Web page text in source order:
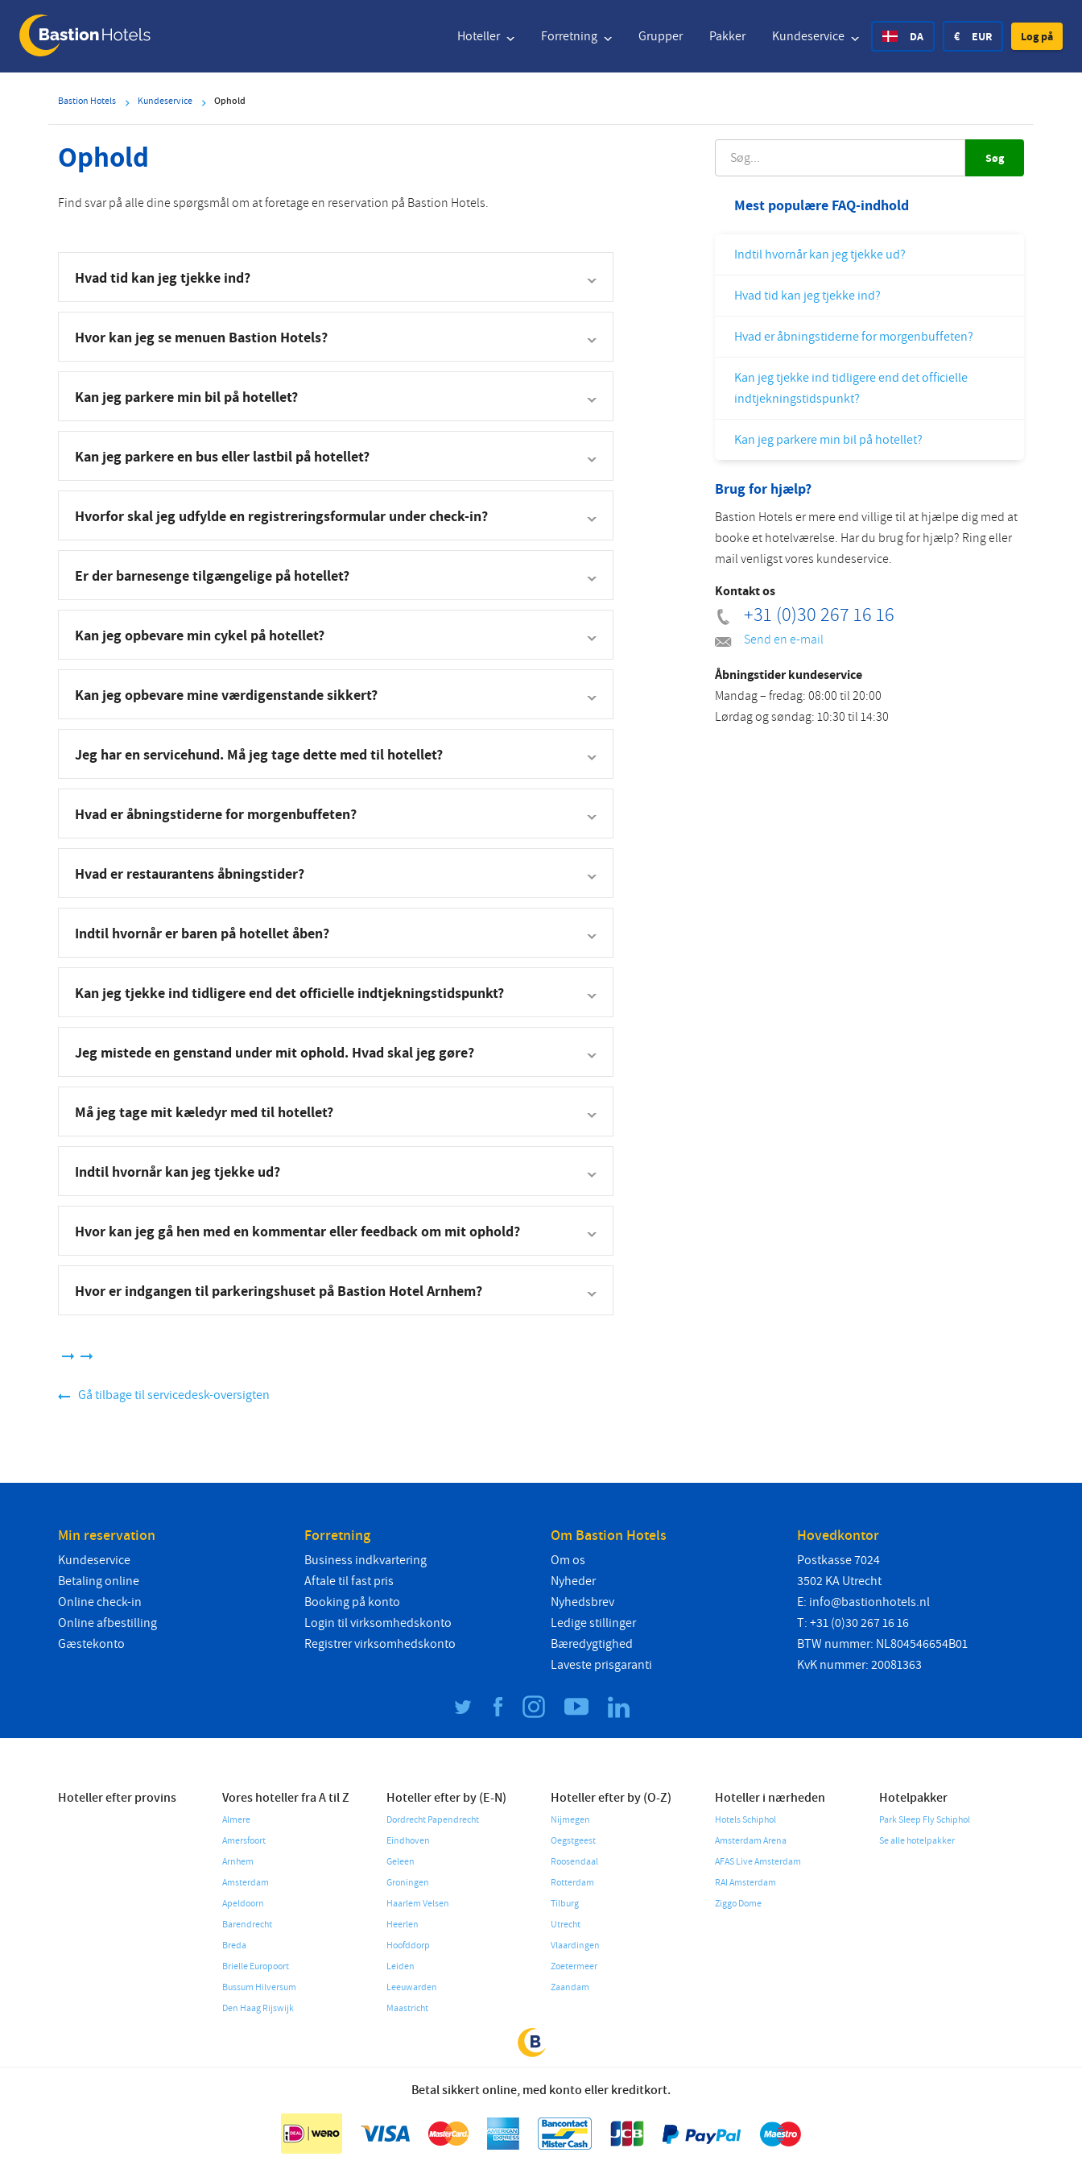
main
content
Hoteller Forretning Grupper Pakker Kundeservice DA
Hrvatski
Svenska Finnish
Czech
Romanian Slovak
€ EUR
zł
Kč Czech Koruna Sweden Krona CHF
Log på
Bastion Hotels Kundeservice Ophold
Ophold
Find svar på alle dine spørgsmål om at foretage en reservation på Bastion Hotels.
Hvad tid kan jeg tjekke ind?
Hvor kan jeg se menuen Bastion Hotels?
Kan jeg parkere min bil på hotellet?
Kan jeg parkere en bus eller lastbil på hotellet?
Hvorfor skal jeg udfylde en registreringsformular under check-in?
Er der barnesenge tilgængelige på hotellet?
Kan jeg opbevare min cykel på hotellet?
Kan jeg opbevare mine værdigenstande sikkert?
Jeg har en servicehund. Må jeg tage dette med til hotellet?
Hvad er åbningstiderne for morgenbuffeten?
Hvad er restaurantens åbningstider?
Indtil hvornår er baren på hotellet åben?
Kan jeg tjekke ind tidligere end det officielle indtjekningstidspunkt?
Jeg mistede en genstand under mit ophold. Hvad skal jeg gøre?
Må jeg tage mit kæledyr med til hotellet?
Indtil hvornår kan jeg tjekke ud?
Hvor kan jeg gå hen med en kommentar eller feedback om mit ophold?
Hvor er indgangen til parkeringshuset på Bastion Hotel Arnhem?
Gå tilbage til servicedesk-oversigten
Mest populære FAQ-indhold
Indtil hvornår kan jeg tjekke ud?
Hvad tid kan jeg tjekke ind?
Hvad er åbningstiderne for morgenbuffeten?
Kan jeg tjekke ind tidligere end det officielle
indtjekningstidspunkt?
Kan jeg parkere min bil på hotellet?
Brug for hjælp?
Bastion Hotels er mere end villige til at hjælpe dig med at
booke et hotelværelse. Har du brug for hjælp? Ring eller
mail venligst vores kundeservice.
Kontakt os
+31 (0)30 267 16 16
Send en e-mail
Åbningstider kundeservice
Mandag – fredag: 08:00 til 20:00
Lørdag og søndag: 10:30 til 14:30
Min reservation
Kundeservice
Betaling online
Online check-in
Online afbestilling
Gæstekonto
Forretning
Business indkvartering
Aftale til fast pris
Booking på konto
Login til virksomhedskonto
Registrer virksomhedskonto
Om Bastion Hotels
Om os
Nyheder
Nyhedsbrev
Ledige stillinger
Bæredygtighed
Laveste prisgaranti
Hovedkontor
Postkasse 7024
3502 KA Utrecht
E: info@bastionhotels.nl
T: +31 (0)30 267 16 16
BTW nummer: NL804546654B01
KvK nummer: 20081363
Hoteller efter provins Vores hoteller fra A til Z
Almere
Amersfoort
Arnhem
Amsterdam
Apeldoorn
Barendrecht
Breda
Brielle Europoort
Bussum Hilversum
Den Haag Rijswijk
Hoteller efter by (E-N)
Dordrecht Papendrecht
Eindhoven
Geleen
Groningen
Haarlem Velsen
Heerlen
Hoofddorp
Leiden
Leeuwarden
Maastricht
Hoteller efter by (O-Z)
Nijmegen
Oegstgeest
Roosendaal
Rotterdam
Tilburg
Utrecht
Vlaardingen
Zoetermeer
Zaandam
Hoteller i nærheden
Hotels Schiphol
Amsterdam Arena
AFAS Live Amsterdam
RAI Amsterdam
Ziggo Dome
Hotelpakker
Park Sleep Fly Schiphol
Se alle hotelpakker
Betal sikkert online, med konto eller kreditkort.